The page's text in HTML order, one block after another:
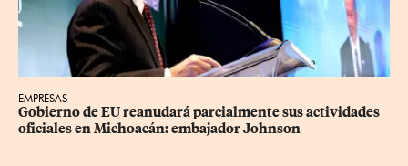
EMPRESAS
Gobierno de EU reanudará parcialmente sus actividades
oficiales en Michoacán: embajador Johnson